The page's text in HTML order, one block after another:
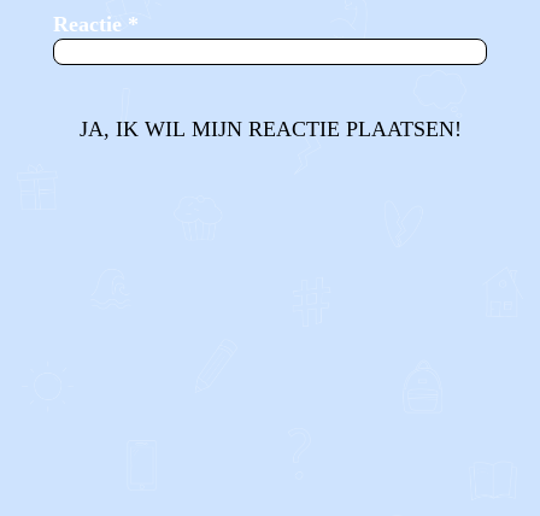
Reactie *
JA, IK WIL MIJN REACTIE PLAATSEN!